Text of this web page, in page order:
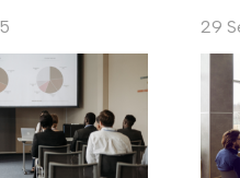
29